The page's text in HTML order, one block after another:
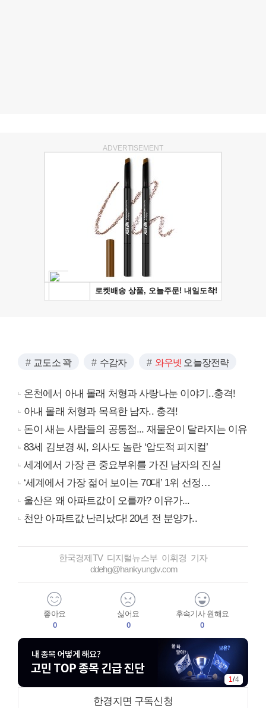
ADVERTISEMENT
교도소 꽉 수감자 와우넷 오늘장전략
온천에서 아내 몰래 처형과 사랑나눈 이야기..충격!
아내 몰래 처형과 목욕한 남자.. 충격!
돈이 새는 사람들의 공통점... 재물운이 달라지는 이유
83세 김보경 씨, 의사도 놀란 ‘압도적 피지컬’
세계에서 가장 큰 중요부위를 가진 남자의 진실
‘세계에서 가장 젊어 보이는 70대’ 1위 선정…
울산은 왜 아파트값이 오를까? 이유가...
천안 아파트값 난리났다! 20년 전 분양가..
한국경제TV 디지털뉴스부 이휘경 기자
ddehg@hankyungtv.com
좋아요
0
싫어요
0
후속기사 원해요
0
1 /4
한경지면 구독신청